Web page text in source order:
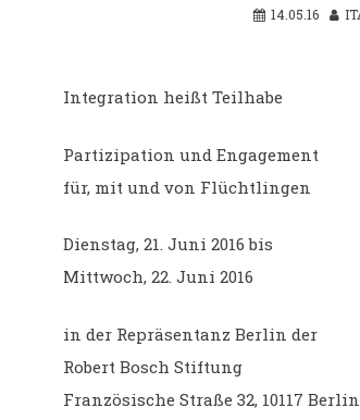
14.05.16
Integration heißt Teilhabe
Partizipation und Engagement
für, mit und von Flüchtlingen
Dienstag, 21. Juni 2016 bis
Mittwoch, 22. Juni 2016
in der Repräsentanz Berlin der
Robert Bosch Stiftung
Französische Straße 32, 10117 Berlin